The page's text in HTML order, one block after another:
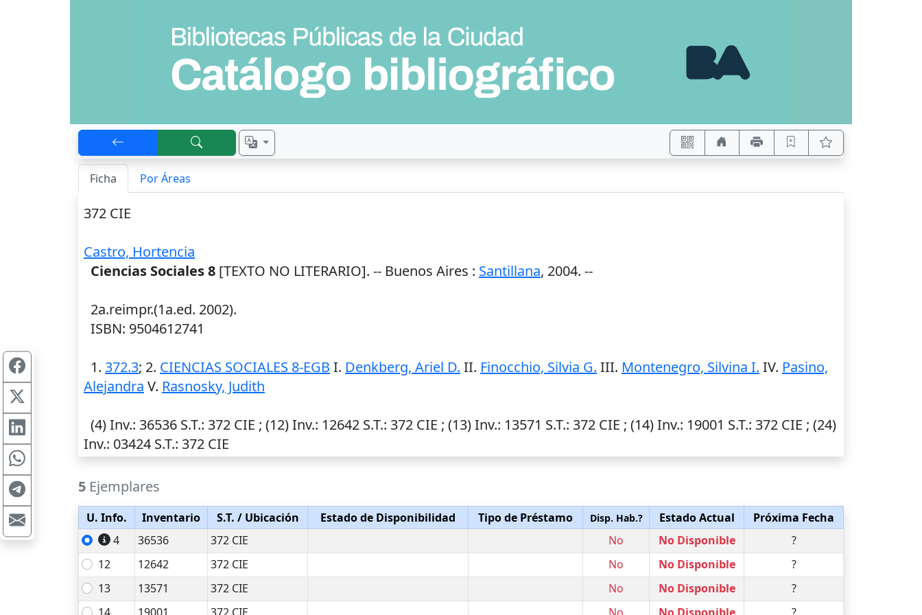
Ficha Por Áreas
372 CIE
Castro, Hortencia
Ciencias Sociales 8 [TEXTO NO LITERARIO]. -- Buenos Aires : Santillana, 2004. --
2a.reimpr.(1a.ed. 2002).
ISBN: 9504612741
1. 372.3; 2. CIENCIAS SOCIALES 8-EGB I. Denkberg, Ariel D. II. Finocchio, Silvia G. III. Montenegro, Silvina I. IV. Pasino,
Alejandra V. Rasnosky, Judith
(4)Inv.: 36536 S.T.: 372 CIE ; (12)Inv.: 12642 S.T.: 372 CIE ; (13)Inv.: 13571 S.T.: 372 CIE ; (14)Inv.: 19001 S.T.: 372 CIE ; (24)
Inv.: 03424 S.T.: 372 CIE
5 Ejemplares
U. Info. Inventario S.T. / Ubicación Estado de Disponibilidad Tipo de Préstamo Disp. Hab.? Estado Actual
Próxima Fecha
4
36536 372 CIE No No Disponible
?
12
12642 372 CIE No No Disponible
?
13
13571 372 CIE No No Disponible
?